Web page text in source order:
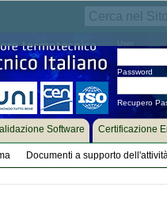
Password
Recupero
Documenti a supporto
Software Certificazione